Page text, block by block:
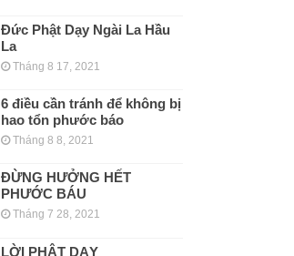
Đức Phật Dạy Ngài La Hầu
La
Tháng 8 17, 2021
6 điều cần tránh để không bị
hao tổn phước báo
Tháng 8 8, 2021
ĐỪNG HƯỞNG HẾT
PHƯỚC BÁU
Tháng 7 28, 2021
LỜI PHẬT DẠY